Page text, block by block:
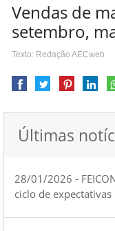
Vendas de
setembro,
Texto: Redação AECweb
Últimas
28/01/2026 -
ciclo de